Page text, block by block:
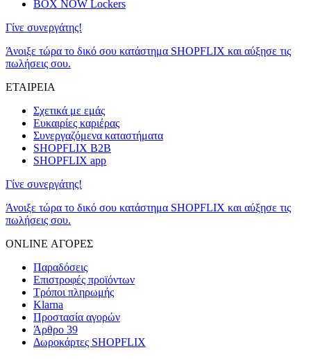
BOX NOW Lockers
Γίνε συνεργάτης!
Άνοιξε τώρα το δικό σου κατάστημα SHOPFLIX και αύξησε τις
πωλήσεις σου.
ΕΤΑΙΡΕΙΑ
Σχετικά με εμάς
Ευκαιρίες καριέρας
Συνεργαζόμενα καταστήματα
SHOPFLIX B2B
SHOPFLIX app
Γίνε συνεργάτης!
Άνοιξε τώρα το δικό σου κατάστημα SHOPFLIX και αύξησε τις
πωλήσεις σου.
ONLINE ΑΓΟΡΕΣ
Παραδόσεις
Επιστροφές προϊόντων
Τρόποι πληρωμής
Klarna
Προστασία αγορών
Άρθρο 39
Δωροκάρτες SHOPFLIX